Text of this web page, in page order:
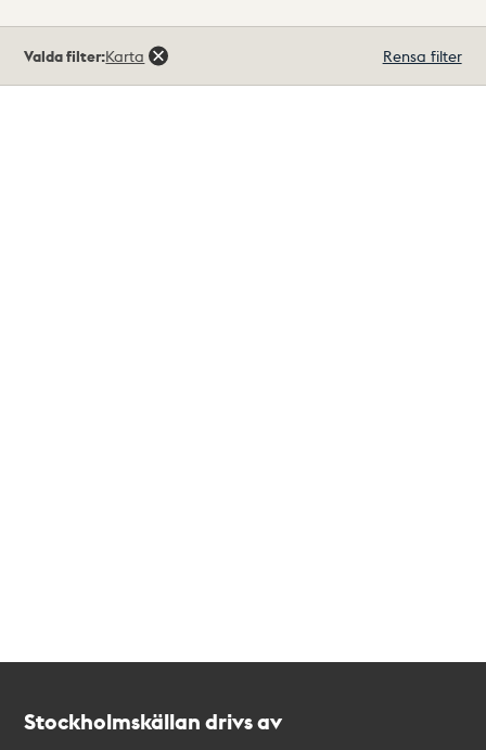
träffar
Valda filter:Karta Rensa filter
Stockholmskällan drivs av